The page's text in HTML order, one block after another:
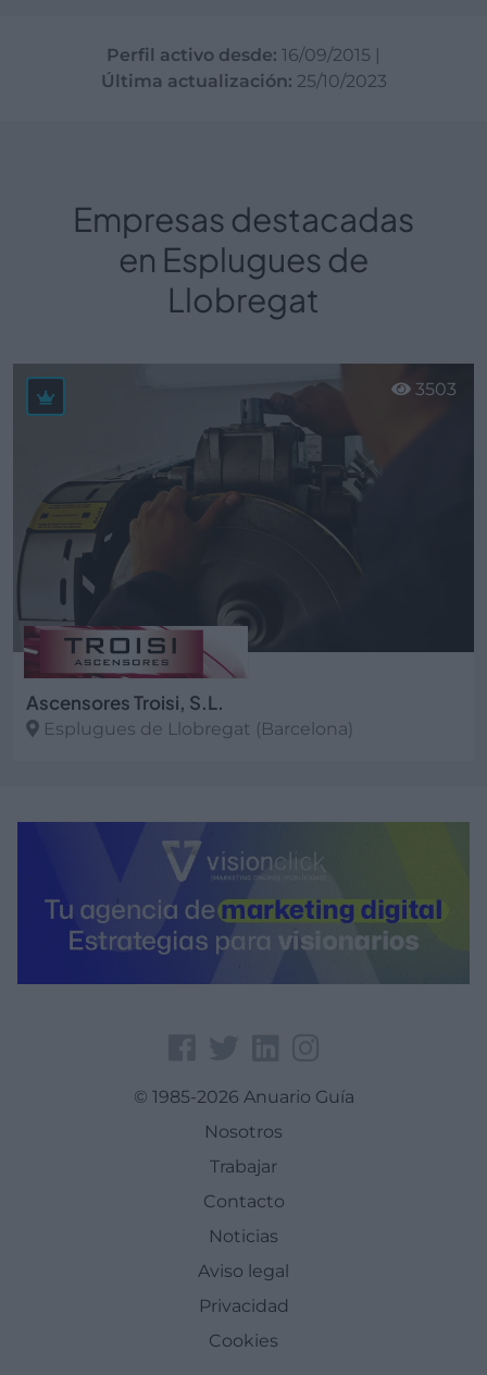
Perfil activo desde: 16/09/2015 |
Última actualización: 25/10/2023
Empresas destacadas
en Esplugues de
Llobregat
Ascensores Troisi, S.L.
Esplugues de Llobregat (Barcelona)
3503
© 1985-2026 Anuario Guía
Nosotros
Trabajar
Contacto
Noticias
Aviso legal
Privacidad
Cookies